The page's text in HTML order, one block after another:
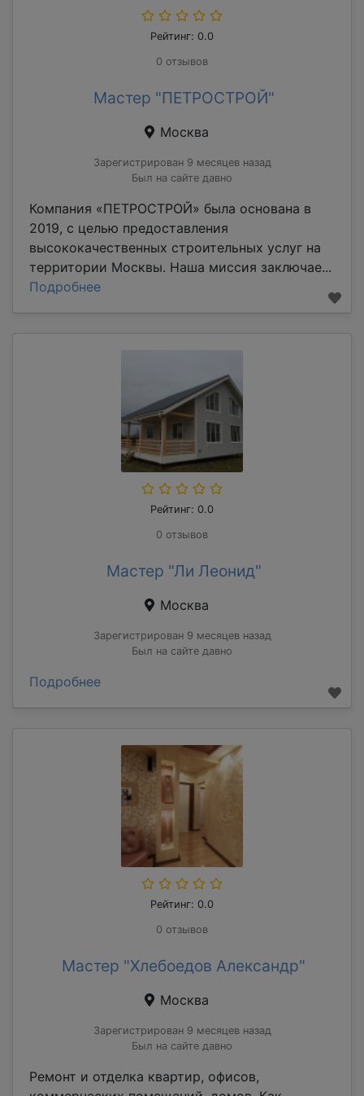
Рейтинг: 0.0
0 отзывов
Мастер "ПЕТРОСТРОЙ"
Москва
Зарегистрирован 9 месяцев назад
Был на сайте давно
Компания «ПЕТРОСТРОЙ» была основана в
2019, с целью предоставления
высококачественных строительных услуг на
территории Москвы. Наша миссия заключае...
Подробнее
Рейтинг: 0.0
0 отзывов
Мастер "Ли Леонид"
Москва
Зарегистрирован 9 месяцев назад
Был на сайте давно
Подробнее
Рейтинг: 0.0
0 отзывов
Мастер "Хлебоедов Александр"
Москва
Зарегистрирован 9 месяцев назад
Был на сайте давно
Ремонт и отделка квартир, офисов,